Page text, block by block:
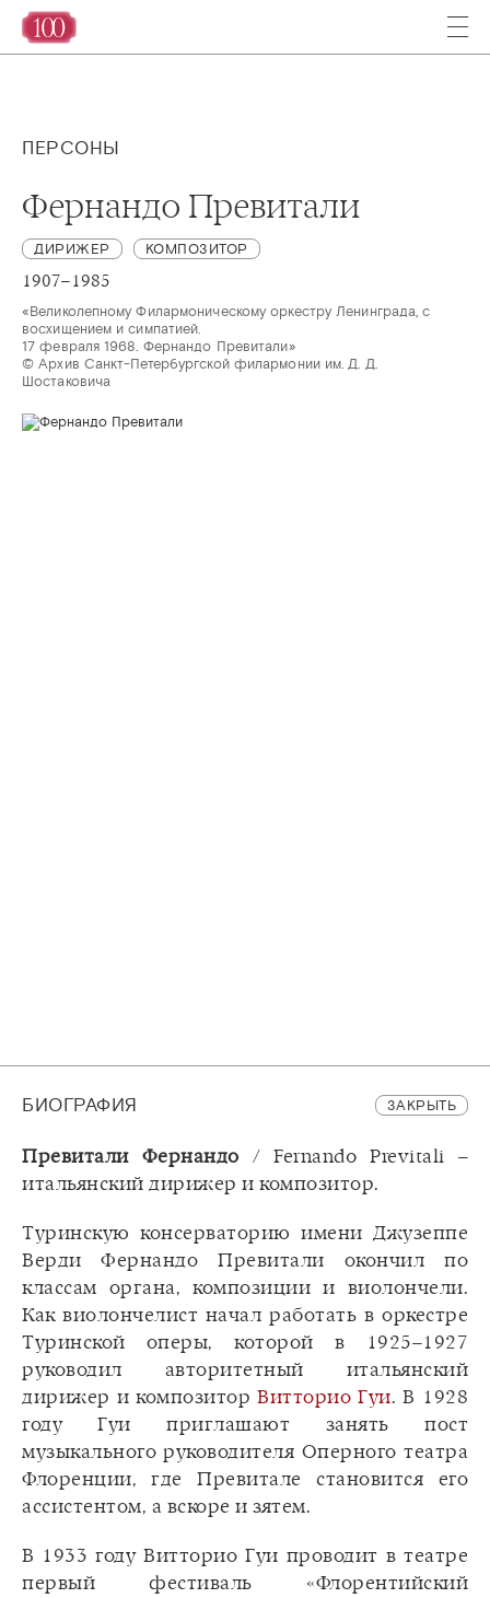
ПЕРСОНЫ
Фернандо Превитали
ДИРИЖЕР КОМПОЗИТОР
1907–1985
«Великолепному Филармоническому оркестру Ленинграда, с
восхищением и симпатией.
17 февраля 1968. Фернандо Превитали»
© Архив Санкт-Петербургской филармонии им. Д. Д.
Шостаковича
БИОГРАФИЯ ЗАКРЫТЬ
Превитали Фернандо / Fernando Previtali –
итальянский дирижер и композитор.
Туринскую консерваторию имени Джузеппе
Верди Фернандо Превитали окончил по
классам органа, композиции и виолончели.
Как виолончелист начал работать в оркестре
Туринской оперы, которой в 1925–1927
руководил авторитетный итальянский
дирижер и композиторВитторио Гуи. В 1928
году Гуи приглашают занять пост
музыкального руководителя Оперного театра
Флоренции, где Превитале становится его
ассистентом, а вскоре и зятем.
В 1933 году Витторио Гуи проводит в театре
первый фестиваль «Флорентийский